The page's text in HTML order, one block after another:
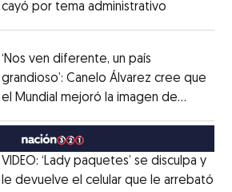
cayó por tema administrativo
‘Nos ven diferente, un país
grandioso’: Canelo Álvarez cree que
el Mundial mejoró la imagen de
MéxicoOpens in new window
VIDEO: ‘Lady paquetes’ se disculpa y
le devuelve el celular que le arrebató